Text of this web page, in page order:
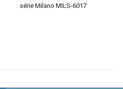
série Milano MILS-6017